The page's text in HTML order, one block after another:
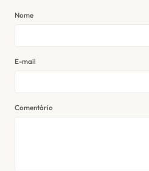
Nome
E-mail
Comentário